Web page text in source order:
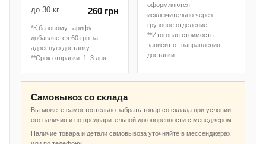
до 30 кг 260 грн
*К базовому тарифу
добавляется 60 грн за
адресную доставку.
**Срок отправки: 1–3 дня.
оформляются
исключительно через
грузовое отделение.
**Итоговая стоимость
зависит от направления
доставки.
Самовывоз со склада
Вы можете самостоятельно забрать товар со склада при условии
его наличия и по предварительной договоренности с менеджером.
Наличие товара и детали самовывоза уточняйте в мессенджерах